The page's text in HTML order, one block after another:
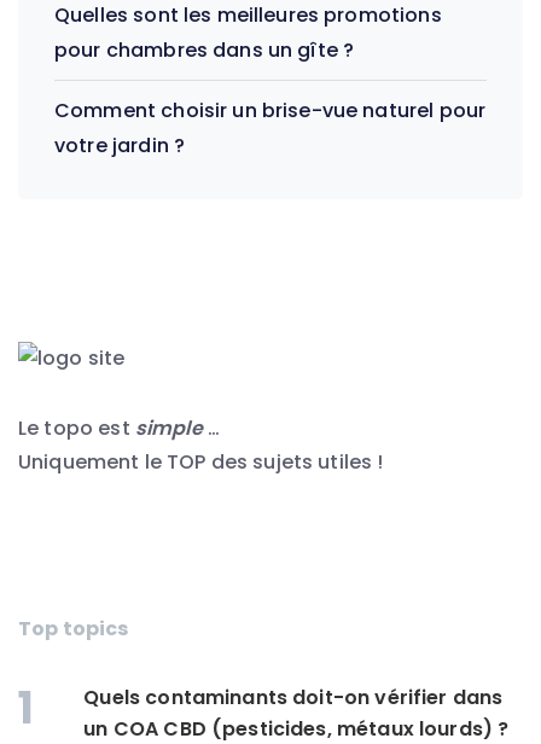
Quelles sont les meilleures promotions
pour chambres dans un gîte ?
Comment choisir un brise-vue naturel pour
votre jardin ?
Le topo est simple…
Uniquement le TOP des sujets utiles !
Top topics
1
Quels contaminants doit-on vérifier dans
un COA CBD (pesticides, métaux lourds) ?